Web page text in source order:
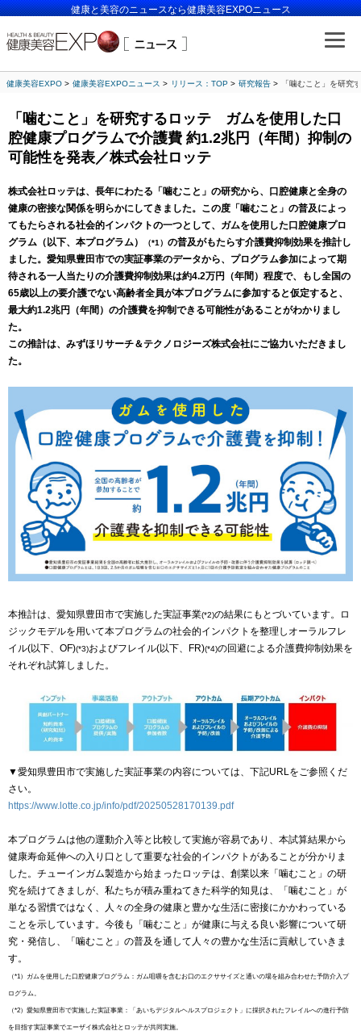
健康と美容のニュースなら健康美容EXPOニュース
健康美容EXPO 健康美容EXPOニュース リリース：TOP 研究報告 「噛むこと」を研
「噛むこと」を研究するロッテ ガムを使用した口
腔健康プログラムで介護費 約1.2兆円（年間）抑制の
可能性を発表／株式会社ロッテ
株式会社ロッテは、長年にわたる「噛むこと」の研究から、口腔健康と全身の
健康の密接な関係を明らかにしてきました。この度「噛むこと」の普及によっ
てもたらされる社会的インパクトの一つとして、ガムを使用した口腔健康プロ
グラム（以下、本プログラム）
（*1） の普及がもたらす介護費抑制効果を推計し
ました。愛知県豊田市での実証事業のデータから、プログラム参加によって期
待される一人当たりの介護費抑制効果は約4.2万円（年間）程度で、もし全国の
65歳以上の要介護でない高齢者全員が本プログラムに参加すると仮定すると、
最大約1.2兆円（年間）の介護費を抑制できる可能性があることがわかりまし
た。
この推計は、みずほリサーチ＆テクノロジーズ株式会社にご協力いただきまし
た。
本推計は、愛知県豊田市で実施した実証事業(*2)の結果にもとづいています。ロ
ジックモデルを用いて本プログラムの社会的インパクトを整理しオーラルフレ
イル(以下、OF)(*3)およびフレイル(以下、FR)(*4)の回避による介護費抑制効果を
それぞれ試算しました。
▼愛知県豊田市で実施した実証事業の内容については、下記URLをご参照くだ
さい。
https://www.lotte.co.jp/info/pdf/20250528170139.pdf
本プログラムは他の運動介入等と比較して実施が容易であり、本試算結果から
健康寿命延伸への入り口として重要な社会的インパクトがあることが分かりま
した。チューインガム製造から始まったロッテは、創業以来「噛むこと」の研
究を続けてきましが、私たちが積み重ねてきた科学的知見は、「噛むこと」が
単なる習慣ではなく、人々の全身の健康と豊かな生活に密接にかかわっている
ことを示しています。今後も「噛むこと」が健康に与える良い影響について研
究・発信し、「噛むこと」の普及を通して人々の豊かな生活に貢献していきま
す。
（*1）ガムを使用した口腔健康プログラム：ガム咀嚼を含むお口のエクササイズと通いの場を組み合わせた予防介入プ
ログラム。
（*2）愛知県豊田市で実施した実証事業：「あいちデジタルヘルスプロジェクト」に採択されたフレイルへの進行予防
を目指す実証事業でエーザイ株式会社とロッテが共同実施。